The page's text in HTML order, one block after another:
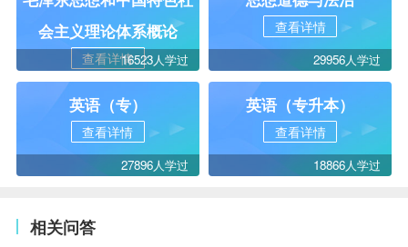
会主义理论体系概论
查看详情16523人学过
查看详情
29956人学过
英语（专）
查看详情
27896人学过
英语（专升本）
查看详情
18866人学过
相关问答